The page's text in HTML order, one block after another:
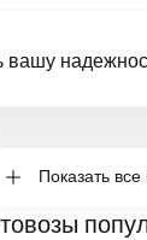
вашу
Показать